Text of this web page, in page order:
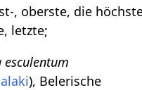
, oberste, die
letzte;
esculentum
), Belerische